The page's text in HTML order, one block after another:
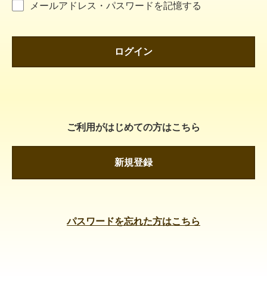
メールアドレス・パスワードを記憶する
ログイン
ご利用がはじめての方はこちら
新規登録
パスワードを忘れた方はこちら